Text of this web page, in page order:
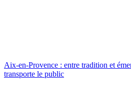
Aix-en-Provence : entre tradition et
transporte le public